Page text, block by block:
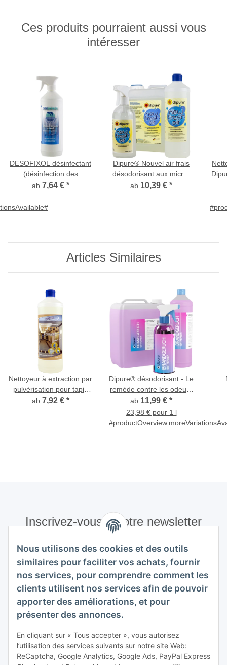
Nous utilisons des cookies et des outils
similaires pour faciliter vos achats, fournir
nos services, pour comprendre comment les
clients utilisent nos services afin de pouvoir
apporter des améliorations, et pour
présenter des annonces.
En cliquant sur « Tous accepter », vous autorisez
l’utilisation des services suivants sur notre site Web:
ReCaptcha, Google Analytics, Google Ads, PayPal Express
Ces produits pourraient aussi vous
intéresser
DESOFIXOL désinfectant
(désinfection des
surfaces) efficace contre
champignons
ab 7,64 € *
Dipure® Nouvel air frais
désodorisant aux micro-
organismes
ab 10,39 € *
Articles Similaires
Nettoyeur à extraction par
pulvérisation pour tapis
Textil Power-TS Profi-Line
ab 7,92 € *
Dipure® désodorisant - Le
remède contre les odeurs
de brûlé
ab 11,99 € *
23,98 € pour 1 l
Inscrivez-vous à notre newsletter
S'abonner
conformément à votrepolitique de confidentialité, des
informations sur votre gamme de produits par e-mail.
S'abonner
Inscrivez-vous à notre newsletter S'abonner
infos acheteur